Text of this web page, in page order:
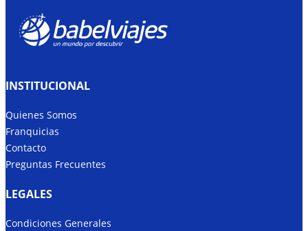
INSTITUCIONAL
Quienes Somos
Franquicias
Contacto
Preguntas Frecuentes
LEGALES
Condiciones Generales